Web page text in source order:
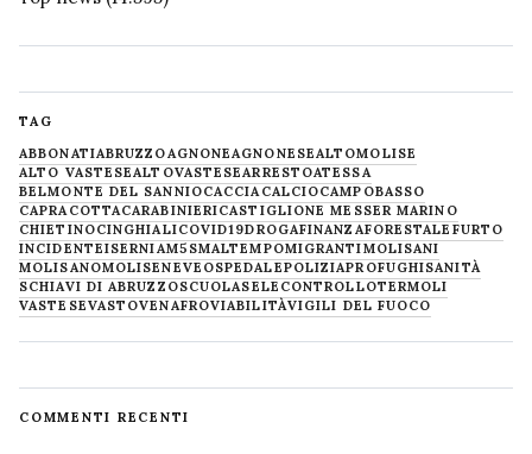
TAG
ABBONATIABRUZZOAGNONEAGNONESEALTOMOLISE
ALTO VASTESEALTOVASTESEARRESTOATESSA
BELMONTE DEL SANNIOCACCIACALCIOCAMPOBASSO
CAPRACOTTACARABINIERICASTIGLIONE MESSER MARINO
CHIETINOCINGHIALICOVID19DROGAFINANZAFORESTALE FURTO
INCIDENTEISERNIAM5SMALTEMPOMIGRANTIMOLISANI
MOLISANOMOLISENEVE OSPEDALEPOLIZIAPROFUGHISANITÀ
SCHIAVI DI ABRUZZOSCUOLASELECONTROLLOTERMOLI
VASTESEVASTOVENAFROVIABILITÀVIGILI DEL FUOCO
COMMENTI RECENTI